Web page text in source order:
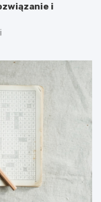
i